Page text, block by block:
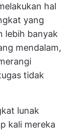
hal
yang
lebih banyak
mendalam,
tidak
lunak
kali mereka